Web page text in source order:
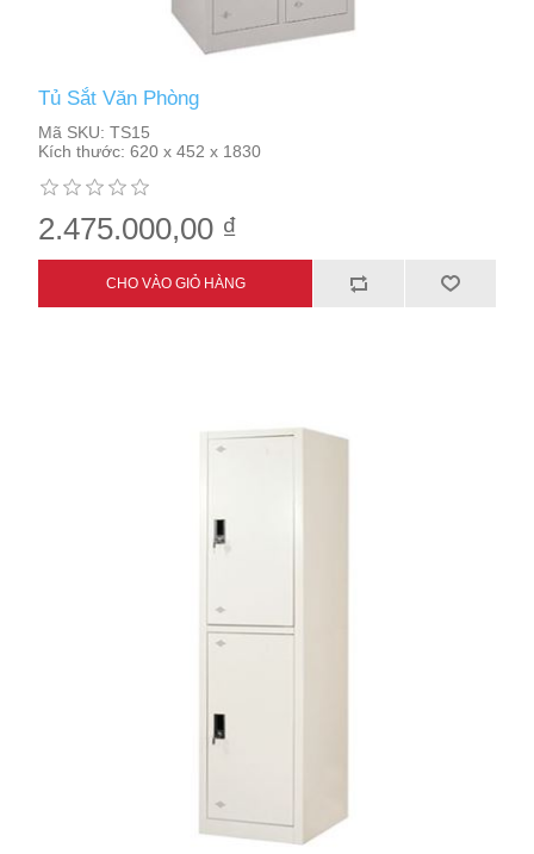
Tủ Sắt Văn Phòng
Mã SKU: TS15
Kích thước: 620 x 452 x 1830
2.475.000,00 ₫